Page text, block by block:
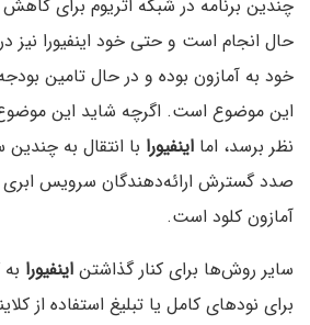
چندین برنامه در شبکه اتریوم برای
حال انجام است و حتی خود اینفیورا
خود به آمازون بوده و در حال تامین
این موضوع است. اگرچه شاید این
نظر برسد، اما اینفیورا با انتقال به
صدد گسترش ارائه‌دهندگان سرویس
آمازون کلود است.
سایر روش‌ها برای کنار گذاشتن اینفیورا
برای نودهای کامل یا تبلیغ استفاده از